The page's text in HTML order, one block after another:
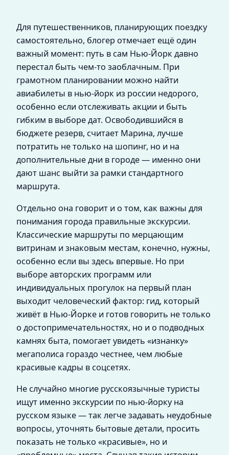
Для путешественников, планирующих поездку
самостоятельно, блогер отмечает ещё один
важный момент: путь в сам Нью-Йорк давно
перестал быть чем-то заоблачным. При
грамотном планировании можно найти
авиабилеты в нью-йорк из россии недорого,
особенно если отслеживать акции и быть
гибким в выборе дат. Освободившийся в
бюджете резерв, считает Марина, лучше
потратить не только на шопинг, но и на
дополнительные дни в городе — именно они
дают шанс выйти за рамки стандартного
маршрута.
Отдельно она говорит и о том, как важны для
понимания города правильные экскурсии.
Классические маршруты по мерцающим
витринам и знаковым местам, конечно, нужны,
особенно если вы здесь впервые. Но при
выборе авторских программ или
индивидуальных прогулок на первый план
выходит человеческий фактор: гид, который
живёт в Нью-Йорке и готов говорить не только
о достопримечательностях, но и о подводных
камнях быта, помогает увидеть «изнанку»
мегаполиса гораздо честнее, чем любые
красивые кадры в соцсетях.
Не случайно многие русскоязычные туристы
ищут именно экскурсии по нью-йорку на
русском языке — так легче задавать неудобные
вопросы, уточнять бытовые детали, просить
показать не только «красивые», но и